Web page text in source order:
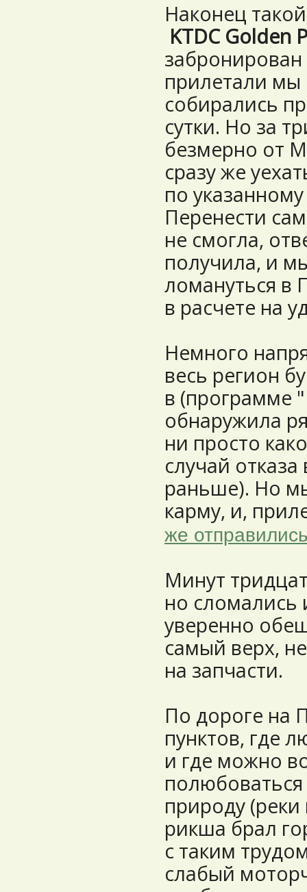
Наконец
KTDC Golden
забронирован
прилетали мы
собирались
сутки. Но за
безмерно от
сразу же
по
Перенести
не смогла,
получила, и
ломануться в
в расчете на
Немного
весь регион
в (программе
обнаружила
ни просто
случай отказа
раньше). Но
карму, и,
же
Минут
но сломались
уверенно
самый верх,
на запчасти.
По дороге на
пунктов, где
и где можно
природу
рикша брал
с таким
слабый